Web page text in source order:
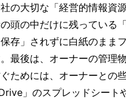
の大切な「経営的情報資
頭の中だけに残っている
存」されずに白紙のまま
最後は、オーナーの管理
ためには、オーナーとの
」のスプレッドシー